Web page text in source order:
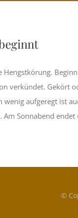
Hengstkörung.
verkündet. Gekört
wenig aufgeregt ist
Am Sonnabend
©